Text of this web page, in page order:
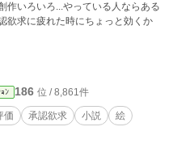
作いろいろ...やっている人ならある
欲求に疲れた時にちょっと効くか
ﾝ 186 位 / 8,861件
価 承認欲求 小説
絵